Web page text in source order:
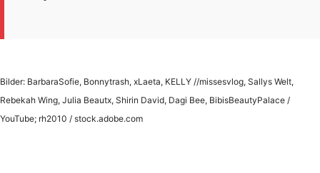
Bilder: BarbaraSofie, Bonnytrash, xLaeta, KELLY //missesvlog, Sallys Welt,
Rebekah Wing, Julia Beautx, Shirin David, Dagi Bee, BibisBeautyPalace /
YouTube; rh2010 / stock.adobe.com